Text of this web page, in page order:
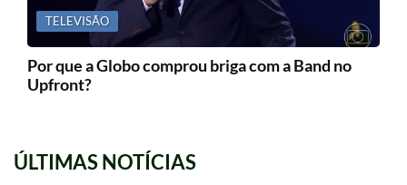
TELEVISÃO
Por que a Globo comprou briga com a Band no
Upfront?
ÚLTIMAS NOTÍCIAS